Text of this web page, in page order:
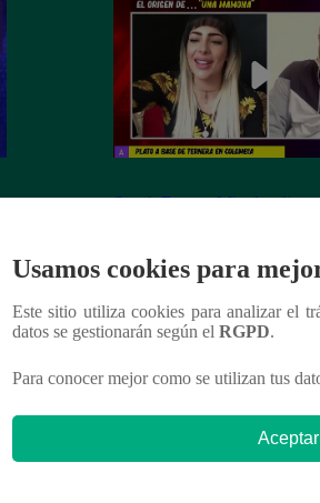
Snack Bamm: Mira las
Usamos cookies para
Este sitio utiliza cookies para analizar el
datos se gestionarán según el RGPD.
Para conocer mejor como se utilizan tus